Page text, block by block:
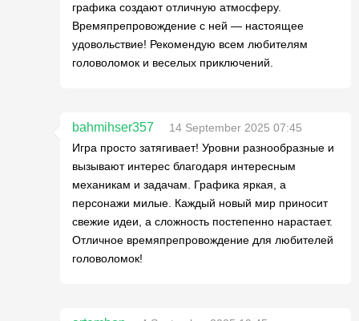
графика создают отличную атмосферу.
Времяпрепровождение с ней — настоящее
удовольствие! Рекомендую всем любителям
головоломок и веселых приключений.
bahmihser357
14 September 2025 07:45
Игра просто затягивает! Уровни разнообразные и
вызывают интерес благодаря интересным
механикам и задачам. Графика яркая, а
персонажи милые. Каждый новый мир приносит
свежие идеи, а сложность постепенно нарастает.
Отличное времяпрепровождение для любителей
головоломок!